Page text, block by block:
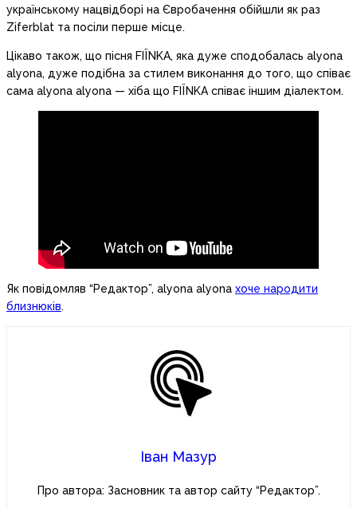
українському нацвідборі на Євробачення обійшли як раз
Ziferblat та посіли перше місце.
Цікаво також, що пісня FIЇNKA, яка дуже сподобалась alyona
alyona, дуже подібна за стилем виконання до того, що співає
сама alyona alyona — хіба що FIЇNKA співає іншим діалектом.
Як повідомляв “Редактор”, alyona alyona хоче народити
близнюків.
Іван Мазур
Про автора: Засновник та автор сайту “Редактор”.